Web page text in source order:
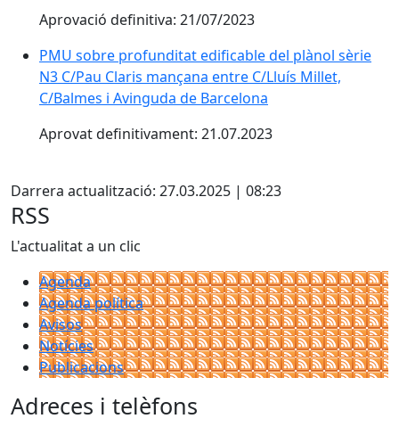
Aprovació definitiva: 21/07/2023
PMU sobre profunditat edificable del plànol sèrie
N3 C/Pau Claris mançana entre C/Lluís Millet,
C/Balmes i Avinguda de Barcelona
Aprovat definitivament: 21.07.2023
Darrera actualització: 27.03.2025 | 08:23
RSS
L'actualitat a un clic
Agenda
Agenda política
Avisos
Notícies
Publicacions
Adreces i telèfons